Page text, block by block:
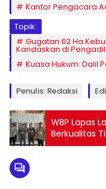
Kantor Pengacara
Topik:
Gugatan 62 Ha
Kandaskan di
Kuasa Hukum: Dalil
Penulis: Redaksi
WBP Lapas
Berkualitas
Ini Bukti